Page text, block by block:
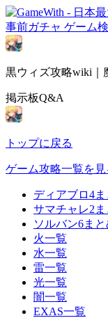
事前ガチャ ゲーム
黒ウィズ攻略wiki｜
掲示板Q&A
トップに戻る
ゲーム攻略一覧を見
ディアブロ4ま
サマチャレ2ま
ソルバン6まと
火一覧
水一覧
雷一覧
光一覧
闇一覧
EXAS一覧